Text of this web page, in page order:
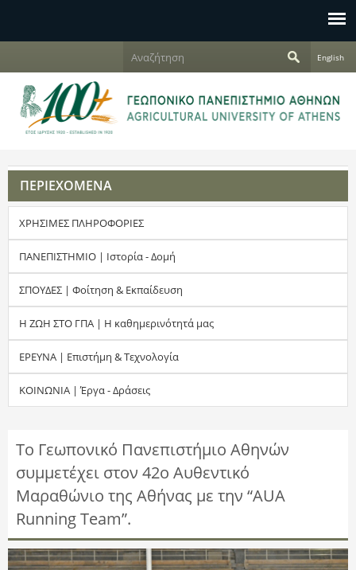
Φ
ό
μ
α
α
ν
α
ζ
ή
τ
σ
η
ς
ζ
ή
τ
η
English
ΠΕΡΙΕΧΟΜΕΝΑ
ΧΡΗΣΙΜΕΣ ΠΛΗΡΟΦΟΡΙΕΣ
ΠΑΝΕΠΙΣΤΗΜΙΟ | Ιστορία - Δομή
ΣΠΟΥΔΕΣ | Φοίτηση & Εκπαίδευση
Η ΖΩΗ ΣΤΟ ΓΠΑ | Η καθημερινότητά μας
ΕΡΕΥΝΑ | Επιστήμη & Τεχνολογία
ΚΟΙΝΩΝΙΑ | Έργα - Δράσεις
Το Γεωπονικό Πανεπιστήμιο Αθηνών
συμμετέχει στον 42ο Αυθεντικό
Μαραθώνιο της Αθήνας με την “AUA
Running Team”.